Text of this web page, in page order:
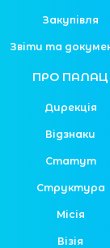
Закупівля
Звіти та
ПРО ПАЛАЦ
Дирекція
Відзнаки
Статут
Структура
Місія
Візія